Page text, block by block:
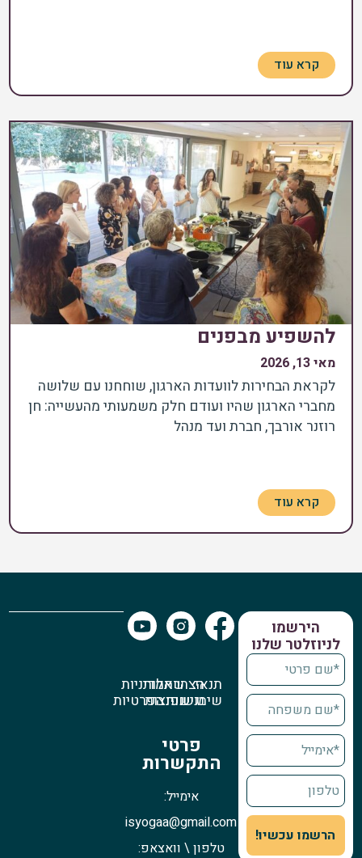
קרא עוד
להשפיע מבפנים
מאי 13, 2026
לקראת הבחירות לוועדות הארגון, שוחחנו עם שלושה
מחברי הארגון שהיו ועודם חלק משמעותי מהעשייה: חן
רוזנר אורבך, חברת ועד מנהל
קרא עוד
הירשמו
לניוזלטר שלנו
הרשמו עכשיו!
תנאי
שימוש
הצהרת
נגישות
שאלות
נפוצות
מדיניות
הפרטיות
פרטי
התקשרות
אימייל:
isyogaa@gmail.com
טלפון \ וואצאפ: